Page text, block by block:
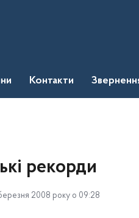
Контакти
рекорди
2008 року о 09:28